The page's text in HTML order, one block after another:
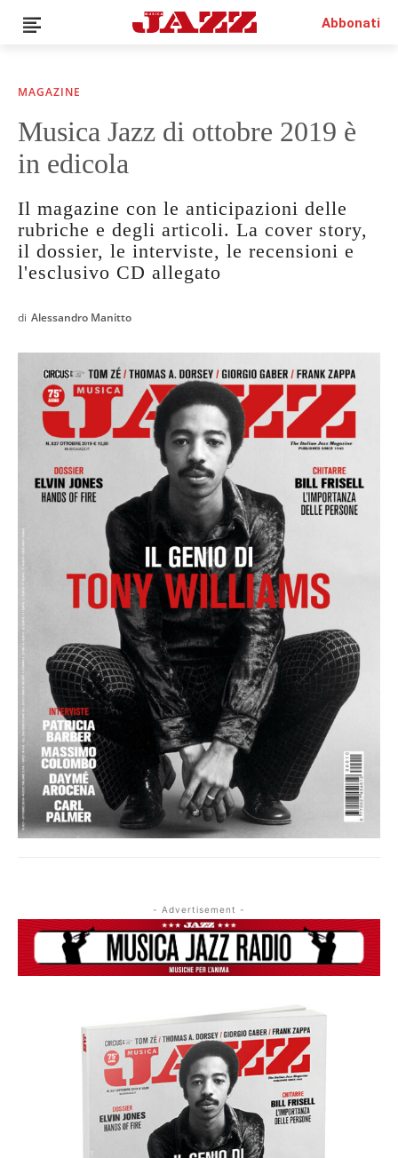
News
Interviste
Rubriche
Top Jazz
Radio
Negozio
€0.00
Abbonati
MAGAZINE
Musica Jazz di ottobre 2019 è
in edicola
Il magazine con le anticipazioni delle
rubriche e degli articoli. La cover story,
il dossier, le interviste, le recensioni e
l'esclusivo CD allegato
di Alessandro Manitto
- Advertisement -